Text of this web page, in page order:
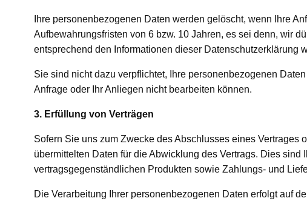
Ihre personenbezogenen Daten werden gelöscht, wenn Ihre
Aufbewahrungsfristen von 6 bzw. 10 Jahren, es sei denn, wir
entsprechend den Informationen dieser Datenschutzerklärung
Sie sind nicht dazu verpflichtet, Ihre personenbezogenen
Anfrage oder Ihr Anliegen nicht bearbeiten können.
3. Erfüllung von Verträgen
Sofern Sie uns zum Zwecke des Abschlusses eines
übermittelten Daten für die Abwicklung des Vertrags. Dies
vertragsgegenständlichen Produkten sowie Zahlungs- und
Die Verarbeitung Ihrer personenbezogenen Daten erfolgt auf